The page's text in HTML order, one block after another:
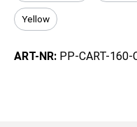
Yellow
ART-NR: PP-CART-160-